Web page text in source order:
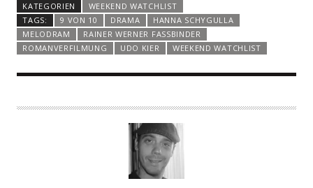
KATEGORIEN
WEEKEND WATCHLIST
TAGS:
9 VON 10 DRAMA
HANNA SCHYGULLA
MELODRAM
RAINER WERNER FASSBINDER
ROMANVERFILMUNG
UDO KIER WEEKEND WATCHLIST